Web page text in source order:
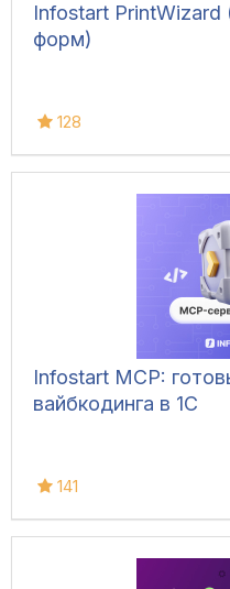
Infostart PrintWizard
форм)
128
Infostart MCP:
вайбкодинга в 1С
141